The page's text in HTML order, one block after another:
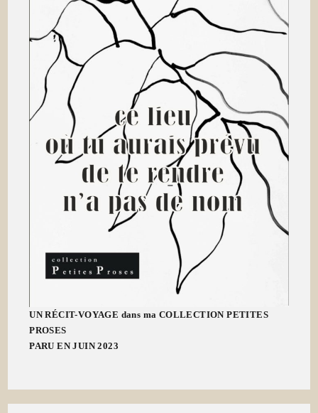
UN RÉCIT-VOYAGE dans ma COLLECTION PETITES
PROSES
PARU EN JUIN 2023